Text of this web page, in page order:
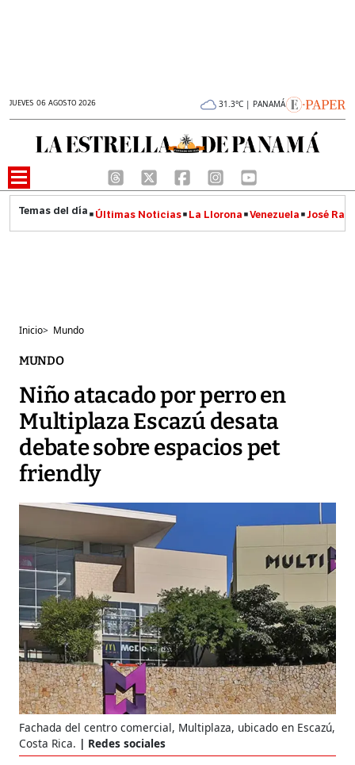
JUEVES 06 AGOSTO 2026 31.3°C | PANAMÁ
Últimas Noticias La Llorona Venezuela José
Inicio> Mundo
MUNDO
Niño atacado por perro en
Multiplaza Escazú desata
debate sobre espacios pet
friendly
Fachada del centro comercial, Multiplaza, ubicado en Escazú,
Costa Rica.
Redes sociales